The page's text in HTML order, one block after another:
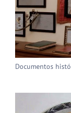
Documentos